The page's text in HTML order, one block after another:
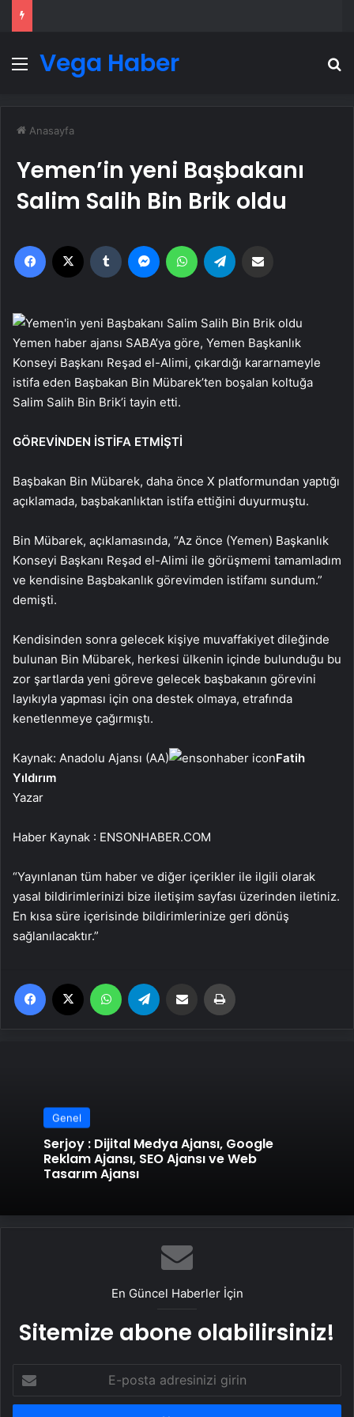
Menü
Vega Haber
Anasayfa
Yemen’in yeni Başbakanı
Salim Salih Bin Brik oldu
Facebook Tumblr MessengerWhatsApp
Yemen haber ajansı SABA’ya göre, Yemen Başkanlık
Konseyi Başkanı Reşad el-Alimi, çıkardığı kararnameyle
istifa eden Başbakan Bin Mübarek’ten boşalan koltuğa
Salim Salih Bin Brik’i tayin etti.
GÖREVİNDEN İSTİFA ETMİŞTİ
Başbakan Bin Mübarek, daha önce X platformundan yaptığı
açıklamada, başbakanlıktan istifa ettiğini duyurmuştu.
Bin Mübarek, açıklamasında, “Az önce (Yemen) Başkanlık
Konseyi Başkanı Reşad el-Alimi ile görüşmemi tamamladım
ve kendisine Başbakanlık görevimden istifamı sundum.”
demişti.
Kendisinden sonra gelecek kişiye muvaffakiyet dileğinde
bulunan Bin Mübarek, herkesi ülkenin içinde bulunduğu bu
zor şartlarda yeni göreve gelecek başbakanın görevini
layıkıyla yapması için ona destek olmaya, etrafında
kenetlenmeye çağırmıştı.
Kaynak: Anadolu Ajansı (AA)
Fatih
Yıldırım
Yazar
Haber Kaynak : ENSONHABER.COM
“Yayınlanan tüm haber ve diğer içerikler ile ilgili olarak
yasal bildirimlerinizi bize iletişim sayfası üzerinden iletiniz.
En kısa süre içerisinde bildirimlerinize geri dönüş
sağlanılacaktır.”
Facebook WhatsApp Email'den paylaş
Genel
Serjoy : Dijital Medya Ajansı, Google
Reklam Ajansı, SEO Ajansı ve Web
Tasarım Ajansı
En Güncel Haberler İçin
Sitemize abone olabilirsiniz!
posta
adresinizi